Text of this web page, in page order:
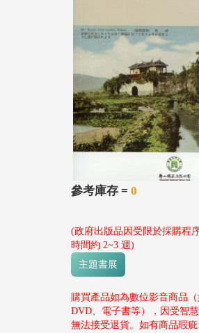
參考庫存 = 0
(政府出版品因受限於採購程
時間約 2~3 週)
主題書展
購買產品如為數位影音商品（
DVD、電子書等），因受智
無法接受退貨。如有商品瑕